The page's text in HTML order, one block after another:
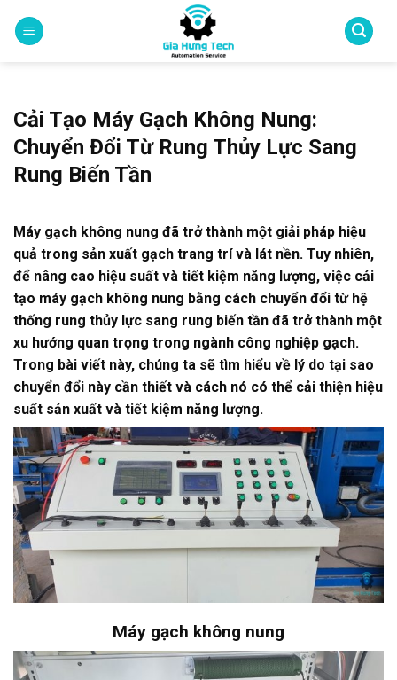
Cải Tạo Máy Gạch Không Nung:
Chuyển Đổi Từ Rung Thủy Lực Sang
Rung Biến Tần
Máy gạch không nung đã trở thành một giải pháp hiệu
quả trong sản xuất gạch trang trí và lát nền. Tuy nhiên,
để nâng cao hiệu suất và tiết kiệm năng lượng, việc cải
tạo máy gạch không nung bằng cách chuyển đổi từ hệ
thống rung thủy lực sang rung biến tần đã trở thành một
xu hướng quan trọng trong ngành công nghiệp gạch.
Trong bài viết này, chúng ta sẽ tìm hiểu về lý do tại sao
chuyển đổi này cần thiết và cách nó có thể cải thiện hiệu
suất sản xuất và tiết kiệm năng lượng.
Máy gạch không nung